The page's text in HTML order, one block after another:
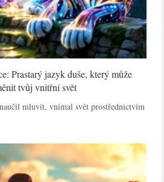
Prastarý jazyk duše, který může
tvůj vnitřní svět
mluvit, vnímal svět prostřednictvím